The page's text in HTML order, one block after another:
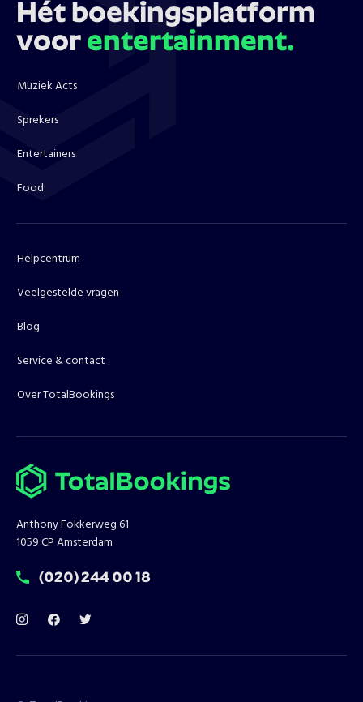
Hét boekingsplatform
voor entertainment.
Muziek Acts
Sprekers
Entertainers
Food
Helpcentrum
Veelgestelde vragen
Blog
Service & contact
Over TotalBookings
Anthony Fokkerweg 61
1059 CP Amsterdam
T:
(020) 244 00 18